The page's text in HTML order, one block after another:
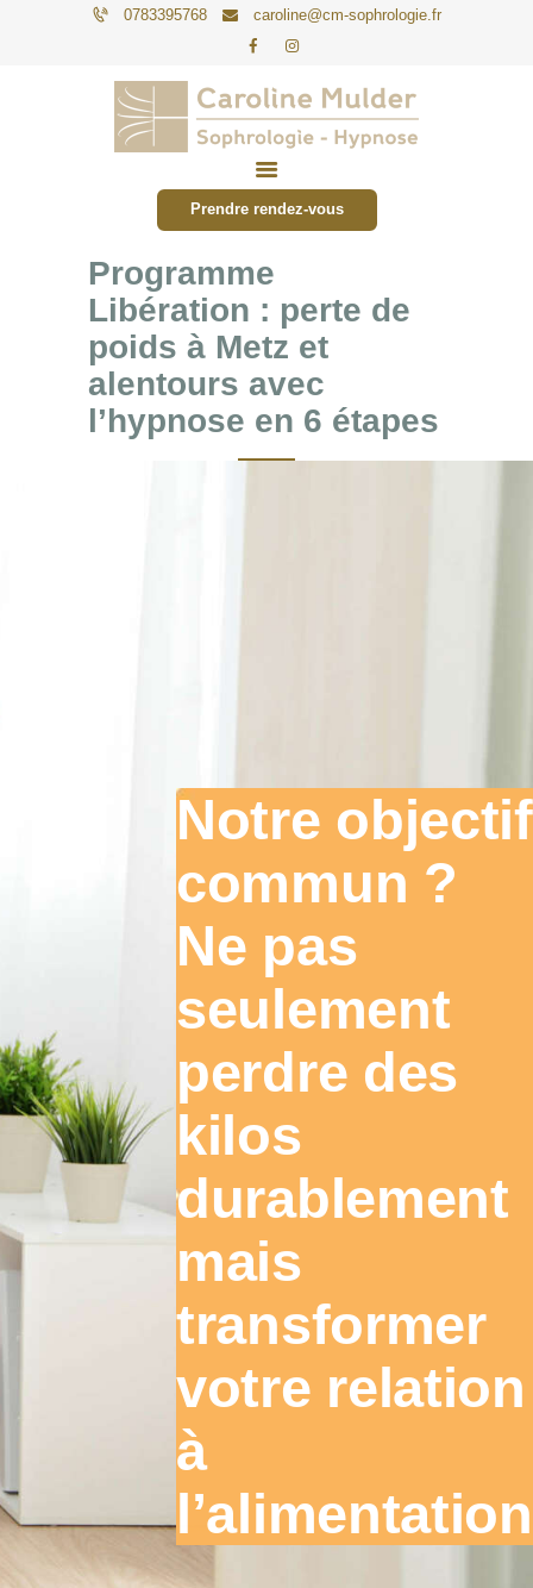
0783395768 caroline@cm-sophrologie.fr
Prendre rendez-vous
PARTICULIERS
ENTREPRISES
ACTUALITÉS
CONTACT
Programme
Libération : perte de
poids à Metz et
alentours avec
l’hypnose en 6 étapes
Notre objectif
commun ?
Ne pas
seulement
perdre des
kilos
durablement
mais
transformer
votre relation
à
l’alimentation